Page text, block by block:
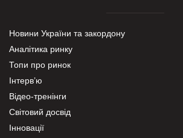
Новини України та закордону
Аналітика ринку
Топи про ринок
Інтерв’ю
Відео-тренінги
Світовий досвід
Інновації